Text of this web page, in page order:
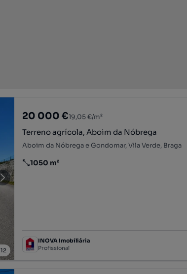
12
20 000 €19,05 €/m²
Terreno agrícola, Aboim da Nóbrega
Aboim da Nóbrega e Gondomar, Vila Verde, Braga
Preço por metro quadrado
1050 m²
INOVA Imobiliária
Profissional